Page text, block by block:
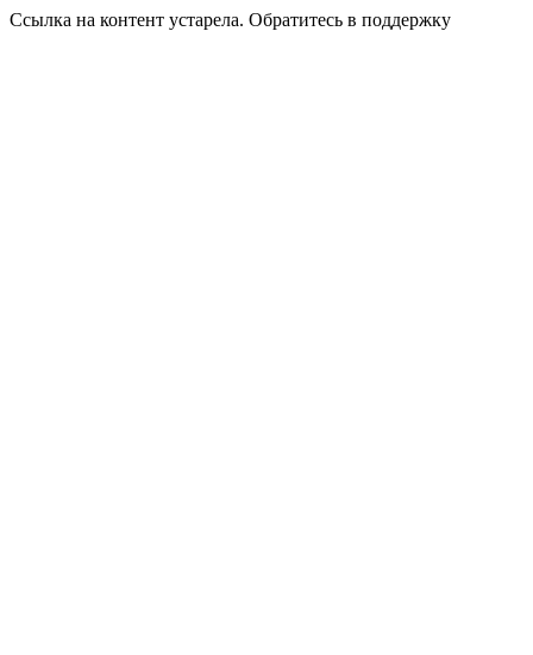
Ссылка на контент устарела. Обратитесь в поддержку